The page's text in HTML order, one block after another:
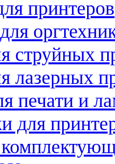
принтеров
струйных
лазерных
печати и
для